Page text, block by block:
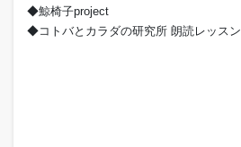
◆鯨椅子project
◆コトバとカラダの研究所 朗読レッスン